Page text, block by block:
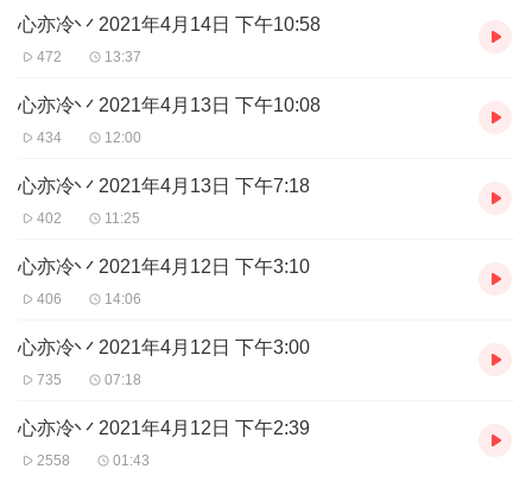
“玄奘。大圣魂归，十万阴曹。昔年他护你西行斩妖除魔，而今唯有
你可以东往，引渡大圣归来。”
心亦冷丷 2021年4月14日 下午10:58
472 13:37
心亦冷丷 2021年4月13日 下午10:08
434 12:00
心亦冷丷 2021年4月13日 下午7:18
402 11:25
心亦冷丷 2021年4月12日 下午3:10
406 14:06
心亦冷丷 2021年4月12日 下午3:00
735 07:18
心亦冷丷 2021年4月12日 下午2:39
2558 01:43